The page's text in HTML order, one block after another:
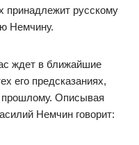
принадлежит русскому
Немчину.
ждет в ближайшие
его предсказаниях,
прошлому. Описывая
Немчин говорит: